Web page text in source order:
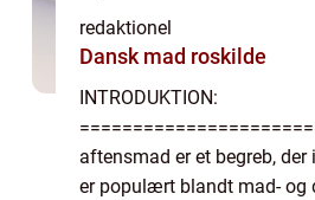
redaktionel
Dansk mad roskilde
INTRODUKTION:
aftensmad er et begreb, der
er populært blandt mad- og